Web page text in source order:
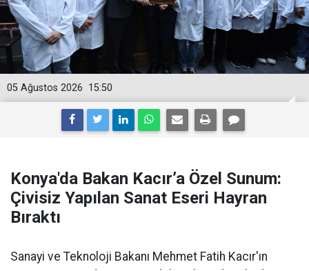
15:50
05 Ağustos 2026
Konya'da Bakan Kacır’a Özel Sunum:
Çivisiz Yapılan Sanat Eseri Hayran
Bıraktı
Sanayi ve Teknoloji Bakanı Mehmet Fatih Kacır'ın